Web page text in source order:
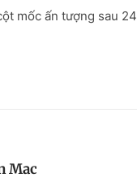
mốc ấn tượng sau 24
Mac